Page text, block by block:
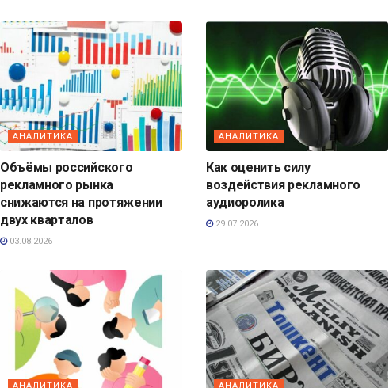
АНАЛИТИКА
Объёмы российского
рекламного рынка
снижаются на протяжении
двух кварталов
03.08.2026
АНАЛИТИКА
Как оценить силу
воздействия рекламного
аудиоролика
29.07.2026
АНАЛИТИКА АНАЛИТИКА